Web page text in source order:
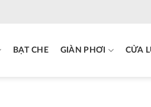
BẠT CHE GIÀN PHƠI CỬA